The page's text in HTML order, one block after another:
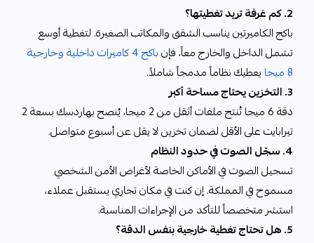
2. كم غرفة تريد تغطيتها؟
باكج الكاميرتين يناسب الشقق والمكاتب الصغيرة. لتغطية أوسع
تشمل الداخل والخارج معاً، فإن
باكج 4 كاميرات داخلية وخارجية
8 ميجا
يعطيك نظاماً مدمجاً شاملاً.
3. التخزين يحتاج مساحة أكبر
دقة 6 ميجا تُنتج ملفات أثقل من 2 ميجا، يُنصح بهاردسك بسعة 2
تيرابايت على الأقل لضمان تخزين لا يقل عن أسبوع متواصل.
4. سجّل الصوت في حدود النظام
تسجيل الصوت في الأماكن الخاصة لأغراض الأمن الشخصي
مسموح في المملكة. إن كنت في مكان تجاري يستقبل عملاء،
استشر متخصصاً للتأكد من الإجراءات المناسبة.
5. هل تحتاج تغطية خارجية بنفس الدقة؟